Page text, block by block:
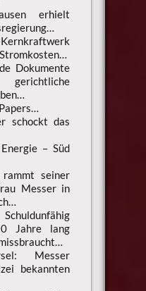
erhielt
Dokumente
schockt das
– Süd
seiner
Messer in
Jahre lang
Messer
bekannten